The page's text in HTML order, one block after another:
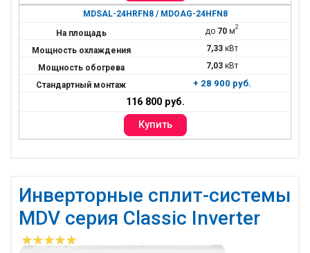
MDSAL-24HRFN8 / MDOAG-24HFN8
до 70 м2
7,33кВт
7,03кВт
+ 28 900 руб.
116 800 руб.
Инверторные сплит-системы
MDV серия Classic Inverter